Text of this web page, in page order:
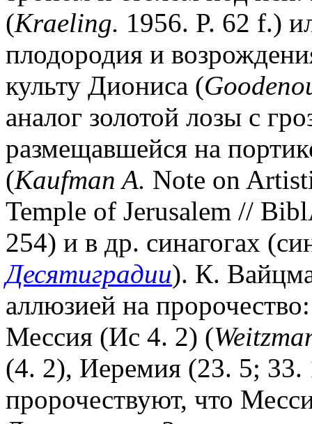
(Kraeling. 1956. P. 62 f.)
плодородия и
культу Диониса (
аналог золотой лозы с
размещавшейся на
(Kaufman A. Note on
Temple of Jerusalem //
254) и в др. синагогах
Десятиградии). К.
аллюзией на
Мессия (Ис 4. 2) (
(4. 2), Иеремия (23. 5; 33.
пророчествуют, что